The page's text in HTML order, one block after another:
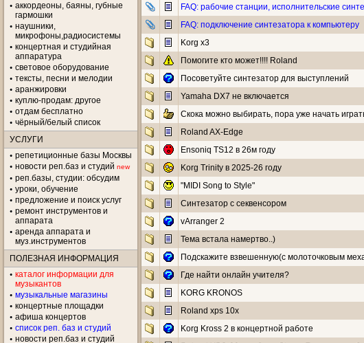
аккордеоны, баяны, губные
гармошки
наушники,
микрофоны,радиосистемы
концертная и студийная
аппаратура
световое оборудование
тексты, песни и мелодии
аранжировки
куплю-продам: другое
отдам бесплатно
чёрный/белый список
УСЛУГИ
репетиционные базы Москвы
новости реп.баз и студий new
реп.базы, студии: обсудим
уроки, обучение
предложение и поиск услуг
ремонт инструментов и
аппарата
аренда аппарата и
муз.инструментов
ПОЛЕЗНАЯ ИНФОРМАЦИЯ
каталог информации для
музыкантов
музыкальные магазины
концертные площадки
aфиша концертов
список реп. баз и студий
новости реп.баз и студий
FAQ: рабочие станции, исполнительские
FAQ: подключение синтезатора к компьютеру
Korg x3
Помогите кто может!!!! Roland
Посоветуйте синтезатор для выступлений
Yamaha DX7 не включается
Скока можно выбирать, пора уже начать
Roland AX-Edge
Ensoniq TS12 в 26м году
Korg Trinity в 2025-26 году
"MIDI Song to Style"
Синтезатор с секвенсором
vArranger 2
Тема встала намертво..)
Подскажите взвешенную(с молоточковым
Где найти онлайн учителя?
KORG KRONOS
Roland xps 10x
Korg Kross 2 в концертной работе